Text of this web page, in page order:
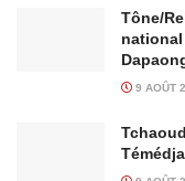
Tône/
9 AOÛT